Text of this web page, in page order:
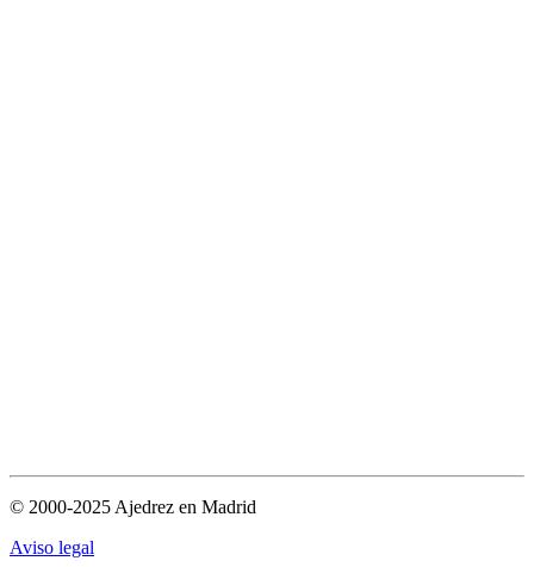
© 2000-2025 Ajedrez en Madrid
Aviso legal